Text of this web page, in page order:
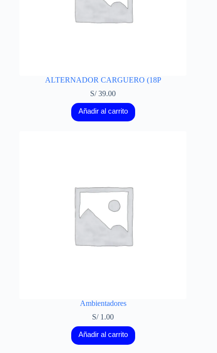
ALTERNADOR CARGUERO (18P
S/39.00
Añadir al carrito
Ambientadores
S/1.00
Añadir al carrito